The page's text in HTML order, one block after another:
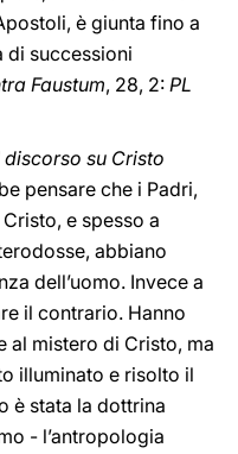
è giunta fino a
di successioni
Faustum, 28, 2: PL
discorso su Cristo
pensare che i Padri,
e spesso a
abbiano
dell’uomo. Invece a
il contrario. Hanno
al mistero di Cristo, ma
illuminato e risolto il
è stata la dottrina
- l’antropologia